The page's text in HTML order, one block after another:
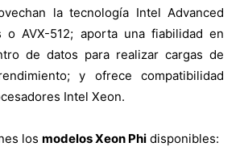
la tecnología Intel Advanced
o AVX-512; aporta una fiabilidad en
de datos para realizar cargas de
y ofrece compatibilidad
Intel Xeon.
los modelos Xeon Phi disponibles: